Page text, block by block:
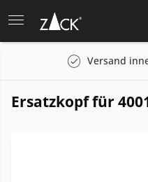
Versand
Ersatzkopf für